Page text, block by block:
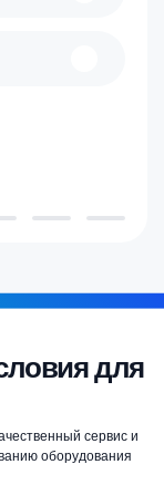
для
сервис и
оборудования